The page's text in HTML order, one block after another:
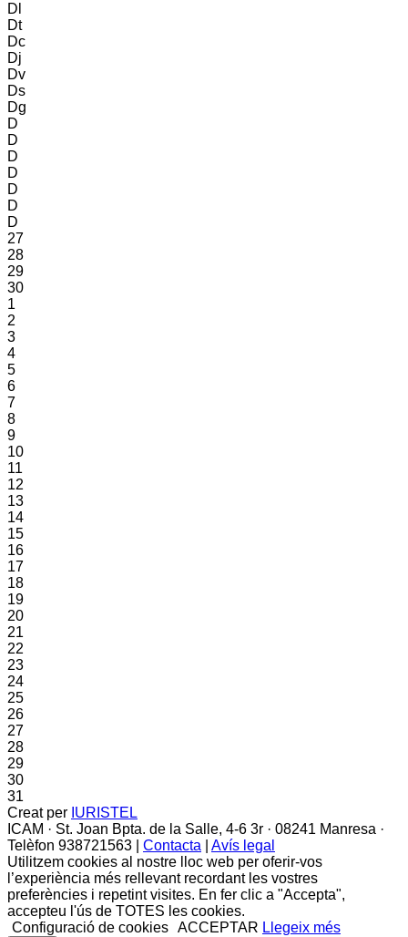
Dl
Dt
Dc
Dj
Dv
Ds
Dg
D
D
D
D
D
D
D
27
28
29
30
1
2
3
4
5
6
7
8
9
10
11
12
13
14
15
16
17
18
19
20
21
22
23
24
25
26
27
28
29
30
31
Creat per IURISTEL
ICAM · St. Joan Bpta. de la Salle, 4-6 3r · 08241 Manresa ·
Telèfon 938721563 | Contacta
Avís legal
Utilitzem cookies al nostre lloc web per oferir-vos
l’experiència més rellevant recordant les vostres
preferències i repetint visites. En fer clic a "Accepta",
accepteu l'ús de TOTES les cookies.
Configuració de cookies ACCEPTAR Llegeix més